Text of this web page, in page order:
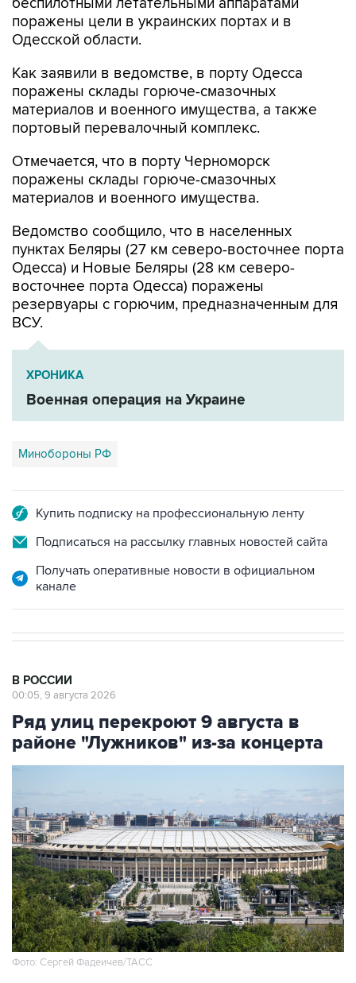
поражены цели в украинских портах и в
Одесской области.
Как заявили в ведомстве, в порту Одесса
поражены склады горюче-смазочных
материалов и военного имущества, а также
портовый перевалочный комплекс.
Отмечается, что в порту Черноморск
поражены склады горюче-смазочных
материалов и военного имущества.
Ведомство сообщило, что в населенных
пунктах Беляры (27 км северо-восточнее порта
Одесса) и Новые Беляры (28 км северо-
восточнее порта Одесса) поражены
резервуары с горючим, предназначенным для
ВСУ.
ХРОНИКА
Военная операция на Украине
Минобороны РФ
Купить подписку на профессиональную ленту
Подписаться на рассылку главных новостей сайта
Получать оперативные новости в официальном
канале
В РОССИИ
00:05, 9 августа 2026
Ряд улиц перекроют 9 августа в
районе "Лужников" из-за концерта
Фото: Сергей Фадеичев/ТАСС